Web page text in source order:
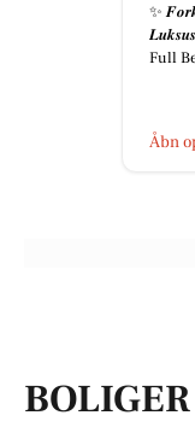
✨
Full
Åbn